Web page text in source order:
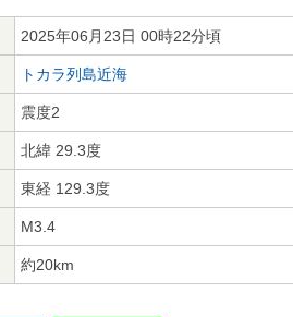
2025年06月23日 00時22分頃
トカラ列島近海
震度2
北緯 29.3度
東経 129.3度
M3.4
約20km